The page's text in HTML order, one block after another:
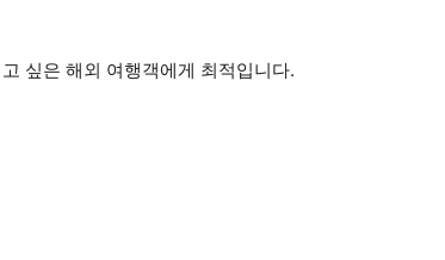
싶은 해외 여행객에게 최적입니다.